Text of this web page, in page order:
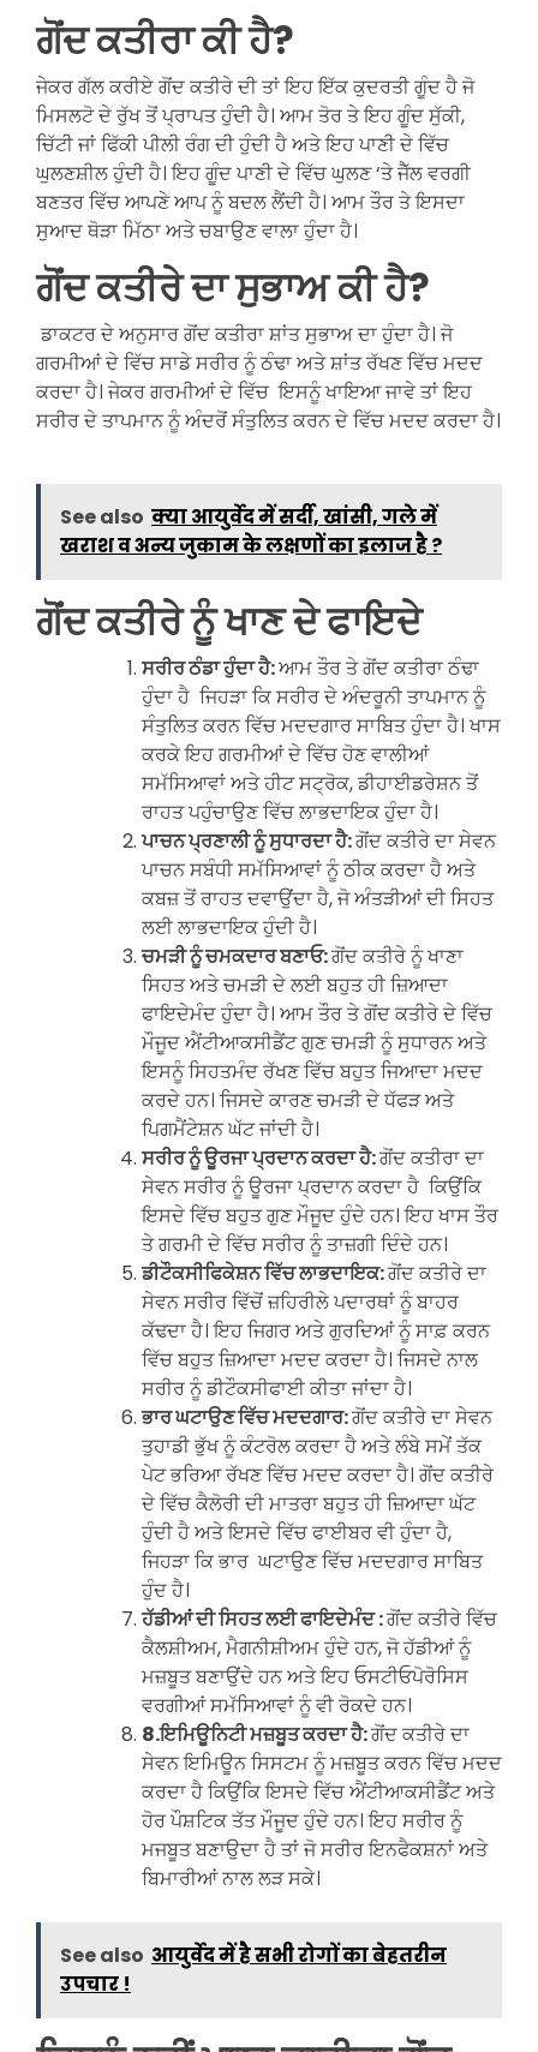
ਗੋਂਦ ਕਤੀਰਾ ਕੀ ਹੈ?
ਜੇਕਰ ਗੱਲ ਕਰੀਏ ਗੋਂਦ ਕਤੀਰੇ ਦੀ ਤਾਂ ਇਹ ਇੱਕ ਕੁਦਰਤੀ ਗੂੰਦ ਹੈ ਜੋ
ਮਿਸਲਟੋ ਦੇ ਰੁੱਖ ਤੋਂ ਪ੍ਰਾਪਤ ਹੁੰਦੀ ਹੈ। ਆਮ ਤੋਰ ਤੇ ਇਹ ਗੂੰਦ ਸੁੱਕੀ,
ਚਿੱਟੀ ਜਾਂ ਫਿੱਕੀ ਪੀਲੀ ਰੰਗ ਦੀ ਹੁੰਦੀ ਹੈ ਅਤੇ ਇਹ ਪਾਣੀ ਦੇ ਵਿੱਚ
ਘੁਲਣਸ਼ੀਲ ਹੁੰਦੀ ਹੈ। ਇਹ ਗੂੰਦ ਪਾਣੀ ਦੇ ਵਿੱਚ ਘੁਲਣ ‘ਤੇ ਜੈੱਲ ਵਰਗੀ
ਬਣਤਰ ਵਿੱਚ ਆਪਣੇ ਆਪ ਨੂੰ ਬਦਲ ਲੈਂਦੀ ਹੈ। ਆਮ ਤੌਰ ਤੇ ਇਸਦਾ
ਸੁਆਦ ਥੋੜਾ ਮਿੱਠਾ ਅਤੇ ਚਬਾਉਣ ਵਾਲਾ ਹੁੰਦਾ ਹੈ।
ਗੋਂਦ ਕਤੀਰੇ ਦਾ ਸੁਭਾਅ ਕੀ ਹੈ?
ਡਾਕਟਰ ਦੇ ਅਨੁਸਾਰ ਗੋਂਦ ਕਤੀਰਾ ਸ਼ਾਂਤ ਸੁਭਾਅ ਦਾ ਹੁੰਦਾ ਹੈ। ਜੋ
ਗਰਮੀਆਂ ਦੇ ਵਿੱਚ ਸਾਡੇ ਸਰੀਰ ਨੂੰ ਠੰਢਾ ਅਤੇ ਸ਼ਾਂਤ ਰੱਖਣ ਵਿੱਚ ਮਦਦ
ਕਰਦਾ ਹੈ। ਜੇਕਰ ਗਰਮੀਆਂ ਦੇ ਵਿੱਚ ਇਸਨੂੰ ਖਾਇਆ ਜਾਵੇ ਤਾਂ ਇਹ
ਸਰੀਰ ਦੇ ਤਾਪਮਾਨ ਨੂੰ ਅੰਦਰੋਂ ਸੰਤੁਲਿਤ ਕਰਨ ਦੇ ਵਿੱਚ ਮਦਦ ਕਰਦਾ ਹੈ।
See also क्या आयुर्वेद में सर्दी, खांसी, गले में
खराश व अन्य जुकाम के लक्षणों का इलाज है ?
ਗੋਂਦ ਕਤੀਰੇ ਨੂੰ ਖਾਣ ਦੇ ਫਾਇਦੇ
ਸਰੀਰ ਠੰਡਾ ਹੁੰਦਾ ਹੈ:ਆਮ ਤੌਰ ਤੇ ਗੋਂਦ ਕਤੀਰਾ ਠੰਢਾ
ਹੁੰਦਾ ਹੈ ਜਿਹੜਾ ਕਿ ਸਰੀਰ ਦੇ ਅੰਦਰੂਨੀ ਤਾਪਮਾਨ ਨੂੰ
ਸੰਤੁਲਿਤ ਕਰਨ ਵਿੱਚ ਮਦਦਗਾਰ ਸਾਬਿਤ ਹੁੰਦਾ ਹੈ। ਖਾਸ
ਕਰਕੇ ਇਹ ਗਰਮੀਆਂ ਦੇ ਵਿੱਚ ਹੋਣ ਵਾਲੀਆਂ
ਸਮੱਸਿਆਵਾਂ ਅਤੇ ਹੀਟ ਸਟ੍ਰੋਕ, ਡੀਹਾਈਡਰੇਸ਼ਨ ਤੋਂ
ਰਾਹਤ ਪਹੁੰਚਾਉਣ ਵਿੱਚ ਲਾਭਦਾਇਕ ਹੁੰਦਾ ਹੈ।
ਪਾਚਨ ਪ੍ਰਣਾਲੀ ਨੂੰ ਸੁਧਾਰਦਾ ਹੈ:ਗੋਂਦ ਕਤੀਰੇ ਦਾ ਸੇਵਨ
ਪਾਚਨ ਸਬੰਧੀ ਸਮੱਸਿਆਵਾਂ ਨੂੰ ਠੀਕ ਕਰਦਾ ਹੈ ਅਤੇ
ਕਬਜ਼ ਤੋਂ ਰਾਹਤ ਦਵਾਉਂਦਾ ਹੈ, ਜੋ ਅੰਤੜੀਆਂ ਦੀ ਸਿਹਤ
ਲਈ ਲਾਭਦਾਇਕ ਹੁੰਦੀ ਹੈ।
ਚਮੜੀ ਨੂੰ ਚਮਕਦਾਰ ਬਣਾਓ:ਗੋਂਦ ਕਤੀਰੇ ਨੂੰ ਖਾਣਾ
ਸਿਹਤ ਅਤੇ ਚਮੜੀ ਦੇ ਲਈ ਬਹੁਤ ਹੀ ਜ਼ਿਆਦਾ
ਫਾਇਦੇਮੰਦ ਹੁੰਦਾ ਹੈ। ਆਮ ਤੌਰ ਤੇ ਗੋਂਦ ਕਤੀਰੇ ਦੇ ਵਿੱਚ
ਮੌਜੂਦ ਐਂਟੀਆਕਸੀਡੈਂਟ ਗੁਣ ਚਮੜੀ ਨੂੰ ਸੁਧਾਰਨ ਅਤੇ
ਇਸਨੂੰ ਸਿਹਤਮੰਦ ਰੱਖਣ ਵਿੱਚ ਬਹੁਤ ਜਿਆਦਾ ਮਦਦ
ਕਰਦੇ ਹਨ। ਜਿਸਦੇ ਕਾਰਣ ਚਮੜੀ ਦੇ ਧੱਫੜ ਅਤੇ
ਪਿਗਮੈਂਟੇਸ਼ਨ ਘੱਟ ਜਾਂਦੀ ਹੈ।
ਸਰੀਰ ਨੂੰ ਊਰਜਾ ਪ੍ਰਦਾਨ ਕਰਦਾ ਹੈ:ਗੋਂਦ ਕਤੀਰਾ ਦਾ
ਸੇਵਨ ਸਰੀਰ ਨੂੰ ਊਰਜਾ ਪ੍ਰਦਾਨ ਕਰਦਾ ਹੈ ਕਿਉਂਕਿ
ਇਸਦੇ ਵਿੱਚ ਬਹੁਤ ਗੁਣ ਮੌਜੂਦ ਹੁੰਦੇ ਹਨ। ਇਹ ਖਾਸ ਤੌਰ
ਤੇ ਗਰਮੀ ਦੇ ਵਿੱਚ ਸਰੀਰ ਨੂੰ ਤਾਜ਼ਗੀ ਦਿੰਦੇ ਹਨ।
ਡੀਟੌਕਸੀਫਿਕੇਸ਼ਨ ਵਿੱਚ ਲਾਭਦਾਇਕ:ਗੋਂਦ ਕਤੀਰੇ ਦਾ
ਸੇਵਨ ਸਰੀਰ ਵਿੱਚੋਂ ਜ਼ਹਿਰੀਲੇ ਪਦਾਰਥਾਂ ਨੂੰ ਬਾਹਰ
ਕੱਢਦਾ ਹੈ। ਇਹ ਜਿਗਰ ਅਤੇ ਗੁਰਦਿਆਂ ਨੂੰ ਸਾਫ਼ ਕਰਨ
ਵਿੱਚ ਬਹੁਤ ਜ਼ਿਆਦਾ ਮਦਦ ਕਰਦਾ ਹੈ। ਜਿਸਦੇ ਨਾਲ
ਸਰੀਰ ਨੂੰ ਡੀਟੌਕਸੀਫਾਈ ਕੀਤਾ ਜਾਂਦਾ ਹੈ।
ਭਾਰ ਘਟਾਉਣ ਵਿੱਚ ਮਦਦਗਾਰ:ਗੋਂਦ ਕਤੀਰੇ ਦਾ ਸੇਵਨ
ਤੁਹਾਡੀ ਭੁੱਖ ਨੂੰ ਕੰਟਰੋਲ ਕਰਦਾ ਹੈ ਅਤੇ ਲੰਬੇ ਸਮੇਂ ਤੱਕ
ਪੇਟ ਭਰਿਆ ਰੱਖਣ ਵਿੱਚ ਮਦਦ ਕਰਦਾ ਹੈ। ਗੋਂਦ ਕਤੀਰੇ
ਦੇ ਵਿੱਚ ਕੈਲੋਰੀ ਦੀ ਮਾਤਰਾ ਬਹੁਤ ਹੀ ਜ਼ਿਆਦਾ ਘੱਟ
ਹੁੰਦੀ ਹੈ ਅਤੇ ਇਸਦੇ ਵਿੱਚ ਫਾਈਬਰ ਵੀ ਹੁੰਦਾ ਹੈ,
ਜਿਹੜਾ ਕਿ ਭਾਰ ਘਟਾਉਣ ਵਿੱਚ ਮਦਦਗਾਰ ਸਾਬਿਤ
ਹੁੰਦ ਹੈ।
ਹੱਡੀਆਂ ਦੀ ਸਿਹਤ ਲਈ ਫਾਇਦੇਮੰਦ :ਗੋਂਦ ਕਤੀਰੇ ਵਿੱਚ
ਕੈਲਸ਼ੀਅਮ, ਮੈਗਨੀਸ਼ੀਅਮ ਹੁੰਦੇ ਹਨ, ਜੋ ਹੱਡੀਆਂ ਨੂੰ
ਮਜ਼ਬੂਤ ​​ਬਣਾਉਂਦੇ ਹਨ ਅਤੇ ਇਹ ਓਸਟੀਓਪੋਰੋਸਿਸ
ਵਰਗੀਆਂ ਸਮੱਸਿਆਵਾਂ ਨੂੰ ਵੀ ਰੋਕਦੇ ਹਨ।
8.ਇਮਿਊਨਿਟੀ ਮਜ਼ਬੂਤ ​​ਕਰਦਾ ਹੈ:ਗੋਂਦ ਕਤੀਰੇ ਦਾ
ਸੇਵਨ ਇਮਿਊਨ ਸਿਸਟਮ ਨੂੰ ਮਜ਼ਬੂਤ ​​ਕਰਨ ਵਿੱਚ ਮਦਦ
ਕਰਦਾ ਹੈ ਕਿਉਂਕਿ ਇਸਦੇ ਵਿੱਚ ਐਂਟੀਆਕਸੀਡੈਂਟ ਅਤੇ
ਹੋਰ ਪੌਸ਼ਟਿਕ ਤੱਤ ਮੌਜੂਦ ਹੁੰਦੇ ਹਨ। ਇਹ ਸਰੀਰ ਨੂੰ
ਮਜਬੂਤ ਬਣਾਉਦਾ ਹੈ ਤਾਂ ਜੋ ਸਰੀਰ ਇਨਫੈਕਸ਼ਨਾਂ ਅਤੇ
ਬਿਮਾਰੀਆਂ ਨਾਲ ਲੜ ਸਕੇ।
See also आयुर्वेद में है सभी रोगों का बेहतरीन
उपचार !